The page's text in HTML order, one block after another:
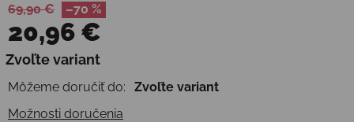
69,90 € –70 %
20,96 €
Jednotková cena:
Zvoľte variant
Môžeme doručiť do:
Zvoľte variant
Možnosti doručenia